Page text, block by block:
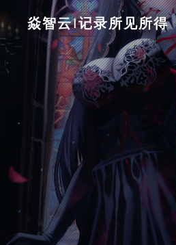
焱智云|记录所见所得